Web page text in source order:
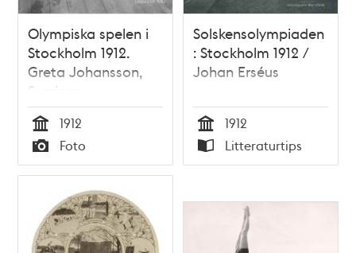
Olympiska spelen i
Stockholm 1912.
Greta Johansson,
Sveriges
guldmedaljör i raka
trampolinhopp för
damer.
Tid
1912
Typ
Foto
Solskensolympiaden
: Stockholm 1912 /
Johan Erséus
Tid
1912
Typ
Litteraturtips